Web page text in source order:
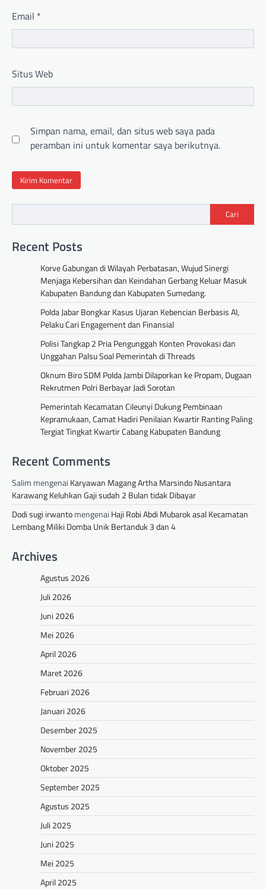
Email *
Situs Web
Simpan nama, email, dan situs web saya pada
peramban ini untuk komentar saya berikutnya.
Cari
Recent Posts
Korve Gabungan di Wilayah Perbatasan, Wujud Sinergi
Menjaga Kebersihan dan Keindahan Gerbang Keluar Masuk
Kabupaten Bandung dan Kabupaten Sumedang.
Polda Jabar Bongkar Kasus Ujaran Kebencian Berbasis AI,
Pelaku Cari Engagement dan Finansial
Polisi Tangkap 2 Pria Pengunggah Konten Provokasi dan
Unggahan Palsu Soal Pemerintah di Threads
Oknum Biro SDM Polda Jambi Dilaporkan ke Propam, Dugaan
Rekrutmen Polri Berbayar Jadi Sorotan
Pemerintah Kecamatan Cileunyi Dukung Pembinaan
Kepramukaan, Camat Hadiri Penilaian Kwartir Ranting Paling
Tergiat Tingkat Kwartir Cabang Kabupaten Bandung
Recent Comments
Salim mengenai Karyawan Magang Artha Marsindo Nusantara
Karawang Keluhkan Gaji sudah 2 Bulan tidak Dibayar
Dodi sugi irwantomengenai Haji Robi Abdi Mubarok asal Kecamatan
Lembang Miliki Domba Unik Bertanduk 3 dan 4
Archives
Agustus 2026
Juli 2026
Juni 2026
Mei 2026
April 2026
Maret 2026
Februari 2026
Januari 2026
Desember 2025
November 2025
Oktober 2025
September 2025
Agustus 2025
Juli 2025
Juni 2025
Mei 2025
April 2025